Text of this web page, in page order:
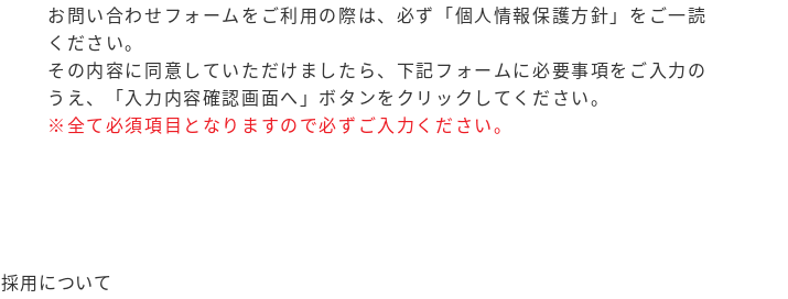
お問い合わせフォームをご利用の際は、必ず「個人情報保護方針」をご一読
ください。
その内容に同意していただけましたら、下記フォームに必要事項をご入力の
うえ、「入力内容確認画面へ」ボタンをクリックしてください。
※全て必須項目となりますので必ずご入力ください。
採用について